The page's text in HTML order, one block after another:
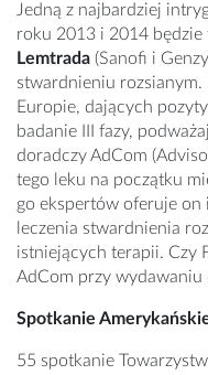
Jedną z najbardziej
roku 2013 i 2014
Lemtrada (Sanofi i
stwardnieniu
Europie, dających
badanie III fazy,
doradczy AdCom
tego leku na początku
go ekspertów oferuje on
leczenia stwardnienia
istniejących terapii. Czy
AdCom przy wydawaniu
Spotkanie
55 spotkanie